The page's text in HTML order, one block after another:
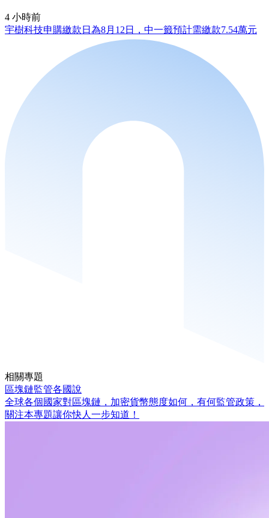
4 小時前
宇樹科技申購繳款日為8月12日，中一籤預計需繳款7.54萬元
相關專題
區塊鏈監管各國說
全球各個國家對區塊鏈，加密貨幣態度如何，有何監管政策，
關注本專題讓你快人一步知道！